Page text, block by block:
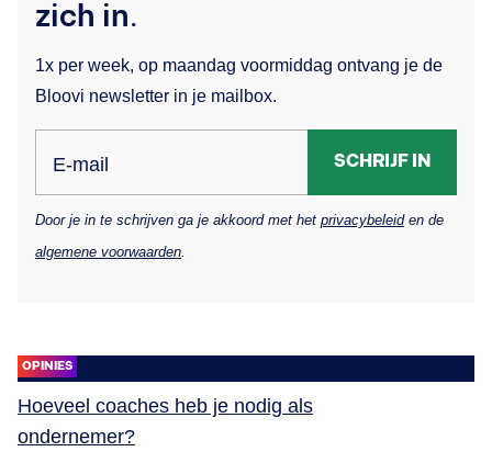
zich in.
1x per week, op maandag voormiddag ontvang je de
Bloovi newsletter in je mailbox.
E-mail SCHRIJF IN
Door je in te schrijven ga je akkoord met het privacybeleiden de
algemene voorwaarden.
OPINIES
Hoeveel coaches heb je nodig als
ondernemer?